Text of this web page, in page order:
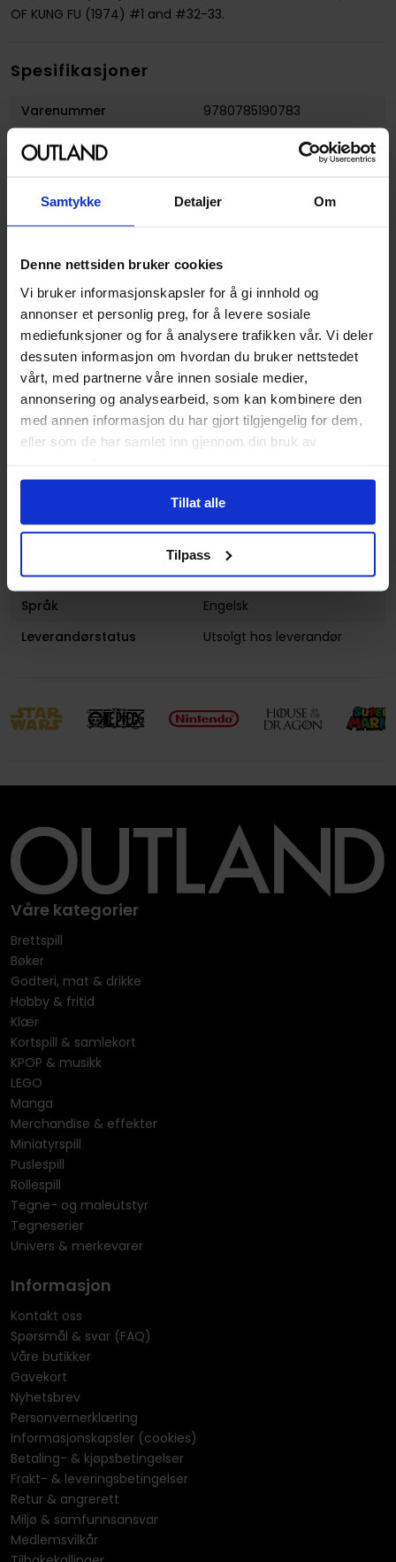
Samtykke Detaljer Om
Denne nettsiden bruker cookies
Vi bruker informasjonskapsler for å gi innhold og
annonser et personlig preg, for å levere sosiale
mediefunksjoner og for å analysere trafikken vår. Vi deler
dessuten informasjon om hvordan du bruker nettstedet
vårt, med partnerne våre innen sosiale medier,
annonsering og analysearbeid, som kan kombinere den
med annen informasjon du har gjort tilgjengelig for dem,
eller som de har samlet inn gjennom din bruk av
Tillat alle
Tilpass
OF KUNG FU (1974) #1 and #32-33.
Spesifikasjoner
Varenummer
9780785190783
Vekt (Kg) :
Format
Paperback
(2014)
Forfattere
Mike Bensonog Tan Eng
Huat
Sjanger
Superhelt
Illustratør
Tan Eng Huat
Antall Sider
160
Utgiver
Marvel Comics
(dd.mm.yyyy)
Voksen
Avansert Format
Paperback
Språk
Engelsk
Leverandørstatus
Utsolgt hos leverandør
Våre kategorier
Brettspill
Bøker
Godteri, mat & drikke
Hobby & fritid
Klær
Kortspill & samlekort
KPOP & musikk
LEGO
Manga
Merchandise & effekter
Miniatyrspill
Puslespill
Rollespill
Tegne- og maleutstyr
Tegneserier
Univers & merkevarer
Informasjon
Kontakt oss
Spørsmål & svar (FAQ)
Våre butikker
Gavekort
Nyhetsbrev
Personvernerklæring
Informasjonskapsler (cookies)
Betaling- & kjøpsbetingelser
Frakt- & leveringsbetingelser
Retur & angrerett
Miljø & samfunnsansvar
Medlemsvilkår